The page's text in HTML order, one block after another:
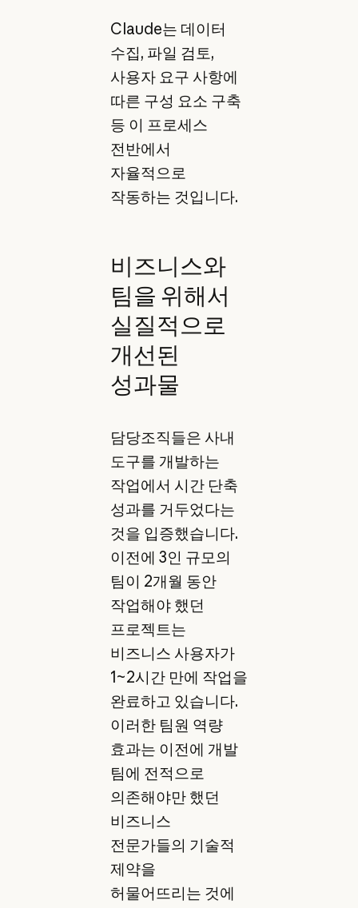
Claude는 데이터
수집, 파일 검토,
사용자 요구 사항에
따른 구성 요소 구축
등 이 프로세스
전반에서
자율적으로
작동하는 것입니다.
비즈니스와
팀을 위해서
실질적으로
개선된
성과물
담당조직들은 사내
도구를 개발하는
작업에서 시간 단축
성과를 거두었다는
것을 입증했습니다.
이전에 3인 규모의
팀이 2개월 동안
작업해야 했던
프로젝트는
비즈니스 사용자가
1~2시간 만에 작업을
완료하고 있습니다.
이러한 팀원 역량
효과는 이전에 개발
팀에 전적으로
의존해야만 했던
비즈니스
전문가들의 기술적
제약을
허물어뜨리는 것에